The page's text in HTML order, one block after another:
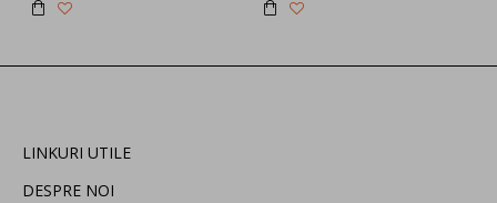
LINKURI UTILE
DESPRE NOI